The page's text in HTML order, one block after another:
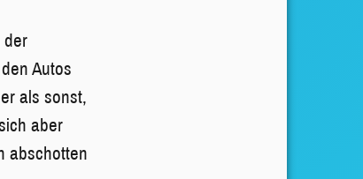
der
Autos
als sonst,
aber
abschotten